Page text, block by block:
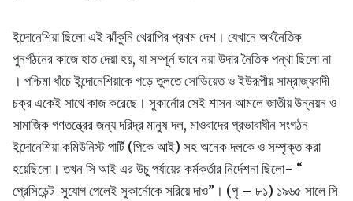
ইন্দোনেশিয়া ছিলো এই ঝাঁকুনি থেরাপির প্রথম দেশ। যেখানে অর্থনৈতিক
পুনর্গঠনের কাজে হাত দেয়া হয়, যা সম্পূর্ন ভাবে নয়া উদার নৈতিক পন্থা ছিলো না
। পশ্চিমা ধাঁচে ইন্দোনেশিয়াকে গড়ে তুলতে সোভিয়েত ও ইউরূপীয় সাম্রাজ্যবাদী
চক্র একেই সাথে কাজ করেছে। সুকার্নোর সেই শাসন আমলে জাতীয় উন্নয়ন ও
সামাজিক গণতন্ত্রের জন্য দরিদ্র মানুষ দল, মাওবাদের প্রভাবাধীন সংগঠন
ইন্দোনেশিয়া কমিউনিস্ট পার্টি (পিকে আই) সহ অনেক দলকে ও সম্পৃক্ত করা
হয়েছিলো। তখন সি আই এর উচু পর্যায়ের কর্মকর্তার নির্দেশনা ছিলো- “
প্রেসিডেন্ট সুযোগ পেলেই সুকার্নোকে সরিয়ে দাও”। (পৃ – ৮১) ১৯৬৫ সালে সি